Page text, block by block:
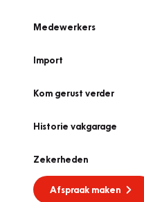
Medewerkers
Import
Kom gerust verder
Historie vakgarage
Zekerheden
Afspraak maken